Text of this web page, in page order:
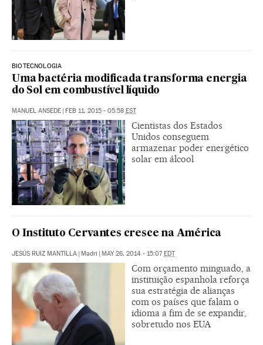
BIOTECNOLOGIA
Uma bactéria modificada transforma energia
do Sol em combustível líquido
MANUEL ANSEDE | FEB 11, 2015 - 05:58 EST
Cientistas dos Estados
Unidos conseguem
armazenar poder energético
solar em álcool
O Instituto Cervantes cresce na América
JESÚS RUIZ MANTILLA | Madri | MAY 26, 2014 - 15:07EDT
Com orçamento minguado, a
instituição espanhola reforça
sua estratégia de alianças
com os países que falam o
idioma a fim de se expandir,
sobretudo nos EUA